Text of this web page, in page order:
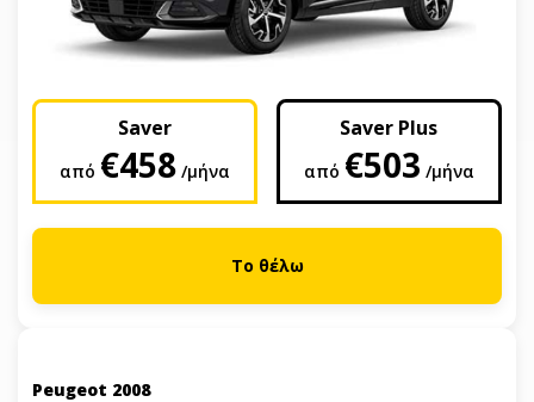
Saver
από €458 /μήνα
Saver Plus
από €503 /μήνα
Το θέλω
Peugeot 2008